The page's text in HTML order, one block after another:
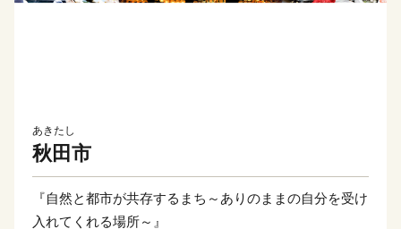
あきたし
秋田市
『自然と都市が共存するまち～ありのままの自分を受け
入れてくれる場所～』